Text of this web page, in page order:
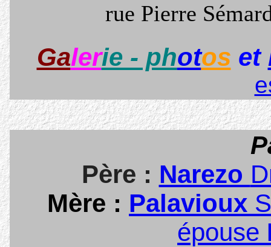
rue Pierre
Galerie - photos et
Père : Narezo
Mère : Palavioux
épouse